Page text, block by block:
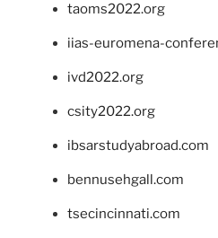
taoms2022.org
iias-euromena-
ivd2022.org
csity2022.org
ibsarstudyabroad.com
bennusehgall.com
tsecincinnati.com